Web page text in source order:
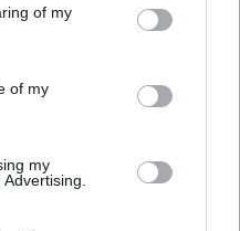
of my
of my
my
1.1.25
7.10.24